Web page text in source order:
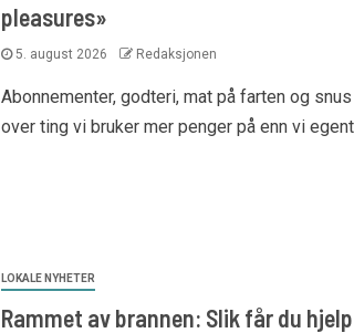
pleasures»
5. august 2026 Redaksjonen
Abonnementer, godteri, mat på farten og
over ting vi bruker mer penger på enn vi
LOKALE NYHETER
Rammet av brannen: Slik får du